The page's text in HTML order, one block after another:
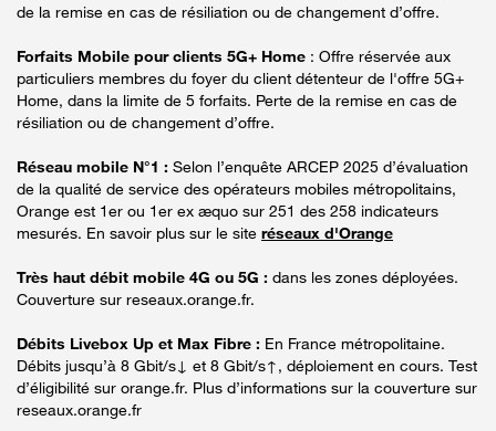
de la remise en cas de résiliation ou de changement d’offre.
Forfaits Mobile pour clients 5G+ Home : Offre réservée aux
particuliers membres du foyer du client détenteur de l'offre 5G+
Home, dans la limite de 5 forfaits. Perte de la remise en cas de
résiliation ou de changement d’offre.
Réseau mobile N°1 : Selon l’enquête ARCEP 2025 d’évaluation
de la qualité de service des opérateurs mobiles métropolitains,
Orange est 1er ou 1er ex æquo sur 251 des 258 indicateurs
mesurés. En savoir plus sur le site réseaux d'Orange
Très haut débit mobile 4G ou 5G : dans les zones déployées.
Couverture sur reseaux.orange.fr.
Débits Livebox Up et Max Fibre : En France métropolitaine.
Débits jusqu’à 8 Gbit/s↓ et 8 Gbit/s↑, déploiement en cours. Test
d’éligibilité sur orange.fr. Plus d’informations sur la couverture sur
reseaux.orange.fr